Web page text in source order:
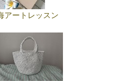
アートレッスン